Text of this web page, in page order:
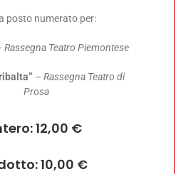
posto numerato per:
Rassegna Teatro Piemontese
– Rassegna Teatro di
Prosa
12,00 €
10,00 €